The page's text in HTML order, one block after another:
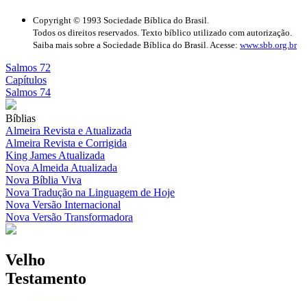
Copyright © 1993 Sociedade Bíblica do Brasil.
Todos os direitos reservados. Texto bíblico utilizado com autorização.
Saiba mais sobre a Sociedade Bíblica do Brasil. Acesse: www.sbb.org.br
Salmos 72
Capítulos
Salmos 74
Bíblias
Almeira Revista e Atualizada
Almeira Revista e Corrigida
King James Atualizada
Nova Almeida Atualizada
Nova Bíblia Viva
Nova Tradução na Linguagem de Hoje
Nova Versão Internacional
Nova Versão Transformadora
Velho
Testamento